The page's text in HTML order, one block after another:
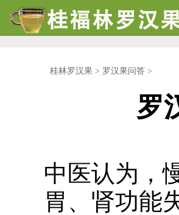
桂林罗汉果 > 罗汉果问答>
罗
中医认为，
胃、肾功能